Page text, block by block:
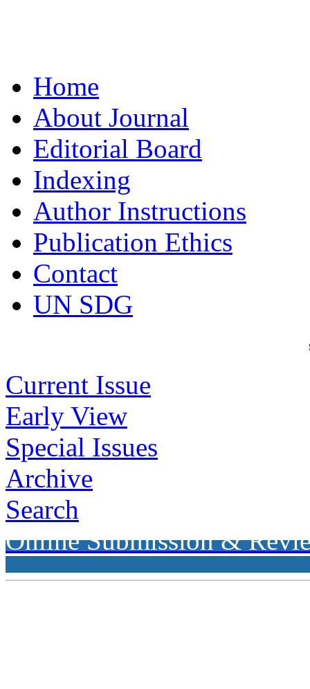
Home
About Journal
Editorial Board
Indexing
Author Instructions
Publication Ethics
Contact
UN SDG
Current Issue
Early View
Special Issues
Archive
Search
Online Submission &